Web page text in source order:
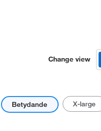
Change view
Betydande X-large